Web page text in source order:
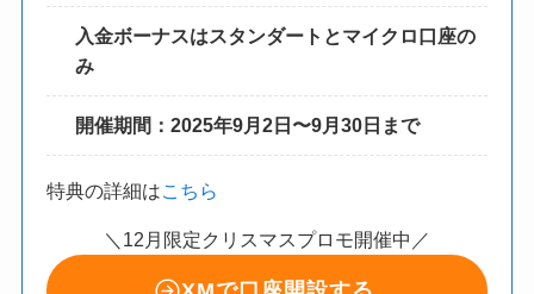
入金ボーナスはスタンダートとマイクロ口座の
み
開催期間：2025年9月2日〜9月30日まで
特典の詳細は こちら
＼12月限定クリスマスプロモ開催中／